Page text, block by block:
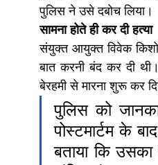
पुलिस ने उसे दबोच लिया।
सामना होते ही कर दी हत्या
संयुक्त आयुक्त विवेक
बात करनी बंद कर दी
बेरहमी से मारना शुरू कर
पुलिस को
पोस्टमार्टम के
बताया कि